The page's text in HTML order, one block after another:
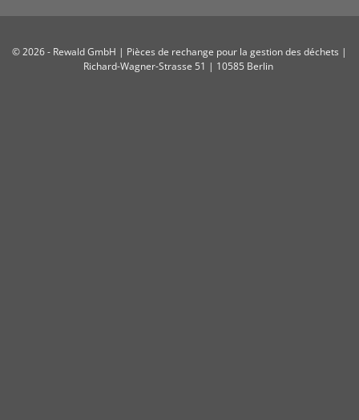
© 2026 - Rewald GmbH | Pièces de rechange pour la gestion des déchets |
Richard-Wagner-Strasse 51 | 10585 Berlin